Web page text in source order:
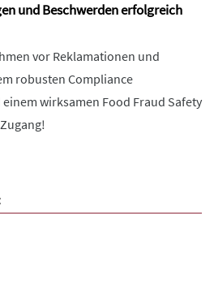
und Beschwerden erfolgreich
vor Reklamationen und
robusten Compliance
wirksamen Food Fraud Safety